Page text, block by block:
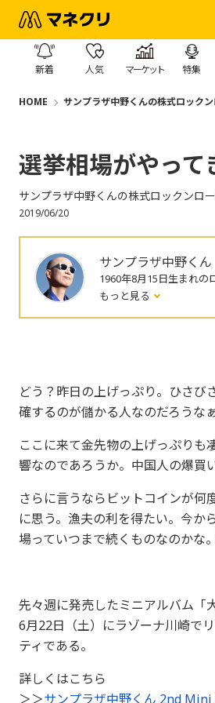
新着 人気 マーケット 特集
HOME サンプラザ中野くんの株式ロック
選挙相場がやって
サンプラザ中野くんの株式ロックンロ
2019/06/20
サンプラザ中野くん
1960年8月15日生まれの
もっと見る
どう？昨日の上げっぷり。ひさび
確するのが儲かる人なのだろうな
ここに来て金先物の上げっぷり
響なのであろうか。中国人の爆買
さらに言うならビットコインが何
に思う。漁夫の利を得たい。今か
場っていつまで続くものなのかな
先々週に発売したミニアルバム「
6月22日（土）にラゾーナ川崎で
ティである。
詳しくはこちら
＞＞サンプラザ中野くん 2nd